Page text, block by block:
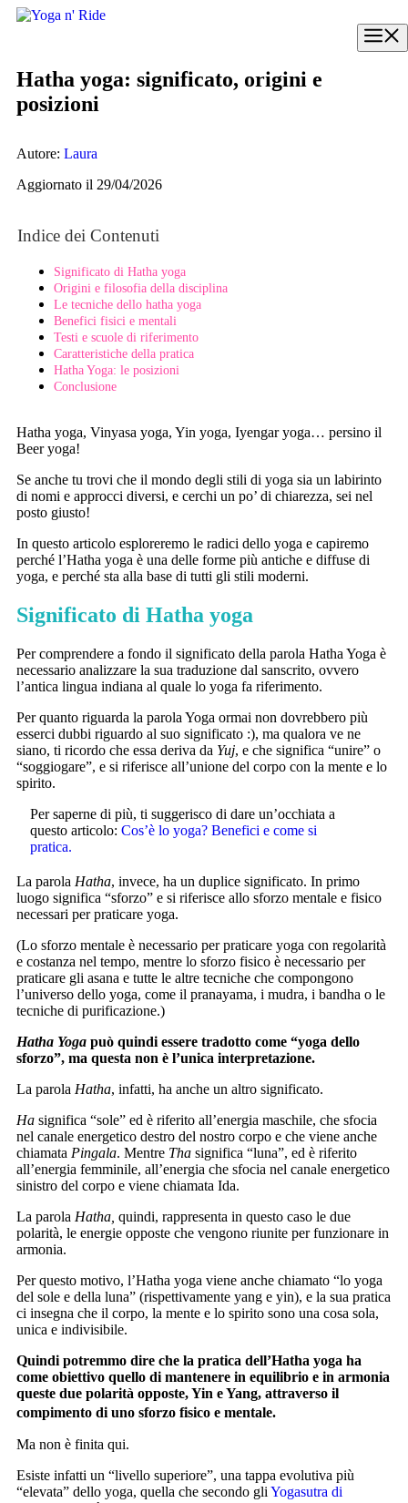
Vai
Hatha yoga: significato, origini e
posizioni
Autore: Laura
Aggiornato il 29/04/2026
Indice dei Contenuti
Significato di Hatha yoga
Origini e filosofia della disciplina
Le tecniche dello hatha yoga
Benefici fisici e mentali
Testi e scuole di riferimento
Caratteristiche della pratica
Hatha Yoga: le posizioni
Conclusione
Hatha yoga, Vinyasa yoga, Yin yoga, Iyengar yoga… persino il
Beer yoga!
Se anche tu trovi che il mondo degli stili di yoga sia un labirinto
di nomi e approcci diversi, e cerchi un po’ di chiarezza, sei nel
posto giusto!
In questo articolo esploreremo le radici dello yoga e capiremo
perché l’Hatha yoga è una delle forme più antiche e diffuse di
yoga, e perché sta alla base di tutti gli stili moderni.
Significato di Hatha yoga
Per comprendere a fondo il significato della parola Hatha Yoga è
necessario analizzare la sua traduzione dal sanscrito, ovvero
l’antica lingua indiana al quale lo yoga fa riferimento.
Per quanto riguarda la parola Yoga ormai non dovrebbero più
esserci dubbi riguardo al suo significato :), ma qualora ve ne
siano, ti ricordo che essa deriva da Yuj, e che significa “unire” o
“soggiogare”, e si riferisce all’unione del corpo con la mente e lo
spirito.
Per saperne di più, ti suggerisco di dare un’occhiata a
questo articolo: Cos’è lo yoga? Benefici e come si
pratica.
La parola Hatha, invece, ha un duplice significato. In primo
luogo significa “sforzo” e si riferisce allo sforzo mentale e fisico
necessari per praticare yoga.
(Lo sforzo mentale è necessario per praticare yoga con regolarità
e costanza nel tempo, mentre lo sforzo fisico è necessario per
praticare gli asana e tutte le altre tecniche che compongono
l’universo dello yoga, come il pranayama, i mudra, i bandha o le
tecniche di purificazione.)
Hatha Yoga può quindi essere tradotto come “yoga dello
sforzo”, ma questa non è l’unica interpretazione.
La parola Hatha, infatti, ha anche un altro significato.
Ha significa “sole” ed è riferito all’energia maschile, che sfocia
nel canale energetico destro del nostro corpo e che viene anche
chiamata Pingala. Mentre Tha significa “luna”, ed è riferito
all’energia femminile, all’energia che sfocia nel canale energetico
sinistro del corpo e viene chiamata Ida.
La parola Hatha, quindi, rappresenta in questo caso le due
polarità, le energie opposte che vengono riunite per funzionare in
armonia.
Per questo motivo, l’Hatha yoga viene anche chiamato “lo yoga
del sole e della luna” (rispettivamente yang e yin), e la sua pratica
ci insegna che il corpo, la mente e lo spirito sono una cosa sola,
unica e indivisibile.
Quindi potremmo dire che la pratica dell’Hatha yoga ha
come obiettivo quello di mantenere in equilibrio e in armonia
queste due polarità opposte, Yin e Yang, attraverso il
compimento di uno sforzo fisico e mentale.
Ma non è finita qui.
Esiste infatti un “livello superiore”, una tappa evolutiva più
“elevata” dello yoga, quella che secondo gli Yogasutra di